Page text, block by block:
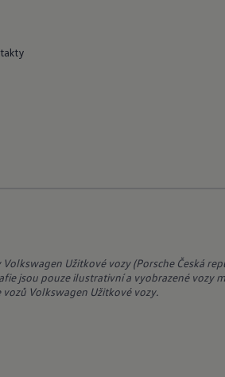
Užitkové vozy (Porsche Česká
jsou pouze ilustrativní a vyobrazené
Volkswagen Užitkové vozy.